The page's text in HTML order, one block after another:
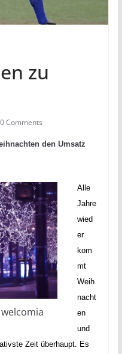
zu
0 Comments
den Umsatz
Alle
Jahre
wied
er
kom
mt
Weih
nacht
en
und
Zeit überhaupt. Es